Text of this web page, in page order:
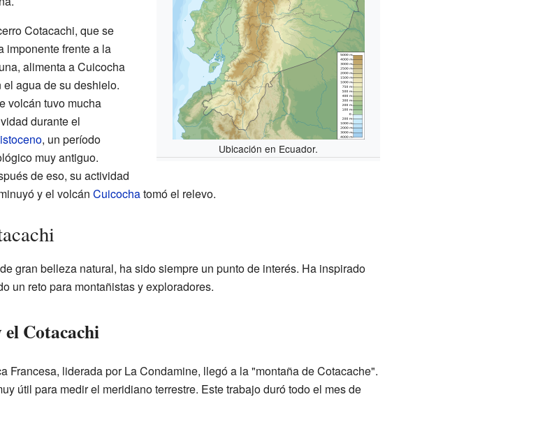
Ubicación en Ecuador.
Cotacachi, que se
imponente frente a la
alimenta a Cuicocha
el agua de su deshielo.
volcán tuvo mucha
durante el
, un período
muy antiguo.
de eso, su actividad
y el volcán Cuicochatomó el relevo.
gran belleza natural, ha sido siempre un punto de interés. Ha inspirado
un reto para montañistas y exploradores.
Cotacachi
Francesa, liderada por La Condamine, llegó a la "montaña de Cotacache".
útil para medir el meridiano terrestre. Este trabajo duró todo el mes de